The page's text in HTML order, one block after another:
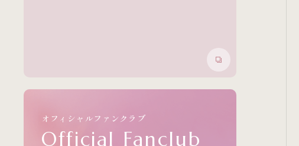
オフィシャルファンクラブ
Official Fanclub